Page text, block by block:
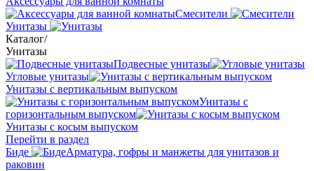
Смесители
Унитазы
Каталог/
Унитазы
Подвесные унитазы
Угловые унитазы
Унитазы с вертикальным выпуском
Унитазы с
горизонтальным выпуском
Унитазы с косым выпуском
Перейти в раздел
Биде
Арматура, гофры и манжеты для унитазов и
раковин